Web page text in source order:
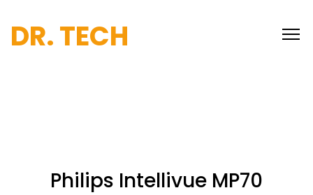
DR. TECH
Philips Intellivue MP70